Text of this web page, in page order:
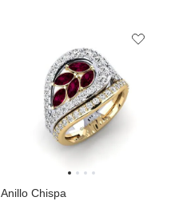
Anillo Chispa